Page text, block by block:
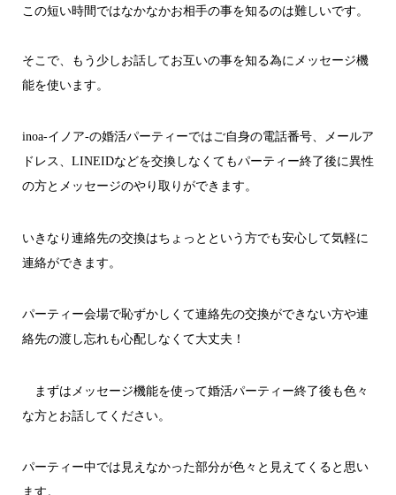
この短い時間ではなかなかお相手の事を知るのは難しいです。
そこで、もう少しお話してお互いの事を知る為にメッセージ機
能を使います。
inoa-イノア-の婚活パーティーではご自身の電話番号、メールア
ドレス、LINEIDなどを交換しなくてもパーティー終了後に異性
の方とメッセージのやり取りができます。
いきなり連絡先の交換はちょっとという方でも安心して気軽に
連絡ができます。
パーティー会場で恥ずかしくて連絡先の交換ができない方や連
絡先の渡し忘れも心配しなくて大丈夫！
まずはメッセージ機能を使って婚活パーティー終了後も色々
な方とお話してください。
パーティー中では見えなかった部分が色々と見えてくると思い
ます。